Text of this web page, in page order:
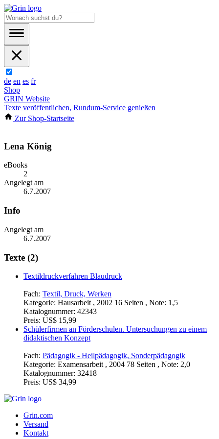
de en es fr
Shop
GRIN Website
Texte veröffentlichen, Rundum-Service genießen
Zur Shop-Startseite
Lena König
eBooks
2
Angelegt am
6.7.2007
Info
Angelegt am
6.7.2007
Texte (2)
Textildruckverfahren Blaudruck
Fach: Textil, Druck, Werken
Kategorie: Hausarbeit , 2002 16 Seiten , Note: 1,5
Katalognummer: 42343
Preis: US$ 15,99
Schülerfirmen an Förderschulen. Untersuchungen zu einem
didaktischen Konzept
Fach: Pädagogik - Heilpädagogik, Sonderpädagogik
Kategorie: Examensarbeit , 2004 78 Seiten , Note: 2,0
Katalognummer: 32418
Preis: US$ 34,99
Grin.com
Versand
Kontakt